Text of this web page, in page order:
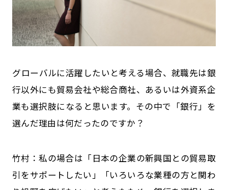
――グローバルに活躍したいと考える場合、就職先は銀
行以外にも貿易会社や総合商社、あるいは外資系企
業も選択肢になると思います。その中で「銀行」を
選んだ理由は何だったのですか？
竹村：私の場合は「日本の企業の新興国との貿易取
引をサポートしたい」「いろいろな業種の方と関わ